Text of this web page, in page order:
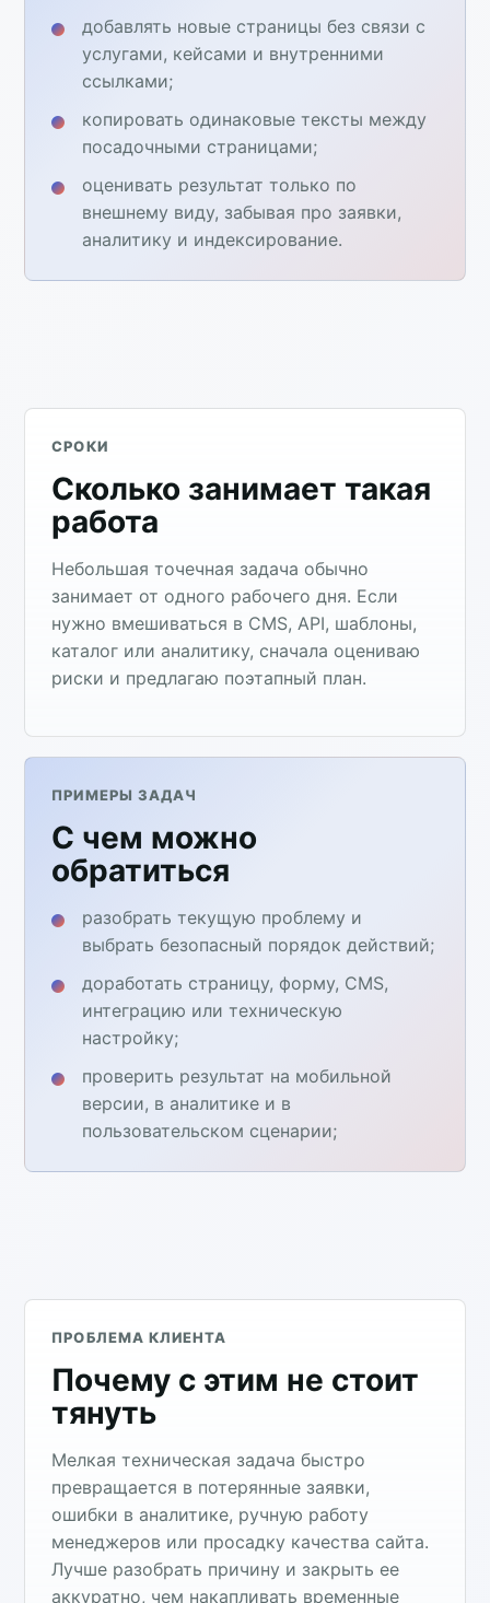
добавлять новые страницы без связи с
услугами, кейсами и внутренними
ссылками;
копировать одинаковые тексты между
посадочными страницами;
оценивать результат только по
внешнему виду, забывая про заявки,
аналитику и индексирование.
СРОКИ
Сколько занимает такая
работа
Небольшая точечная задача обычно
занимает от одного рабочего дня. Если
нужно вмешиваться в CMS, API, шаблоны,
каталог или аналитику, сначала оцениваю
риски и предлагаю поэтапный план.
ПРИМЕРЫ ЗАДАЧ
С чем можно
обратиться
разобрать текущую проблему и
выбрать безопасный порядок действий;
доработать страницу, форму, CMS,
интеграцию или техническую
настройку;
проверить результат на мобильной
версии, в аналитике и в
пользовательском сценарии;
ПРОБЛЕМА КЛИЕНТА
Почему с этим не стоит
тянуть
Мелкая техническая задача быстро
превращается в потерянные заявки,
ошибки в аналитике, ручную работу
менеджеров или просадку качества сайта.
Лучше разобрать причину и закрыть ее
аккуратно, чем накапливать временные